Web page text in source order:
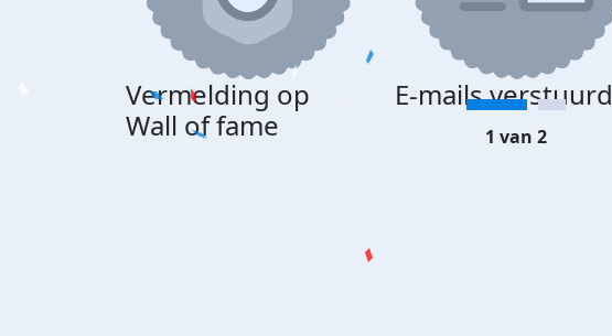
Vermelding op
Wall of fame
E-mails verstuurd
1 van 2